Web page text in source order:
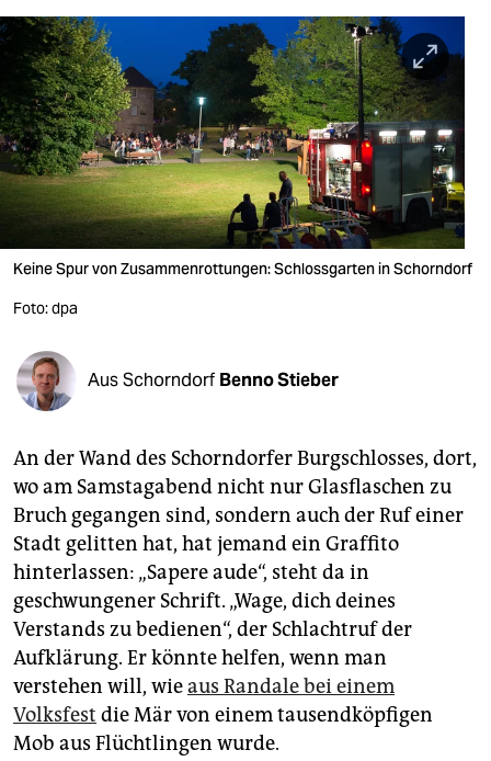
sport
berlin
nord
wahrheit
verlag
verlag
veranstaltungen
shop
fragen & hilfe
abo
genossenschaft
epaper login
Keine Spur von Zusammenrottungen: Schlossgarten in Schorndorf
Foto: dpa
Aus Schorndorf Benno Stieber
An der Wand des Schorndorfer Burgschlosses, dort,
wo am Samstagabend nicht nur Glasflaschen zu
Bruch gegangen sind, sondern auch der Ruf einer
Stadt gelitten hat, hat jemand ein Graffito
hinterlassen: „Sapere aude“, steht da in
geschwungener Schrift. „Wage, dich deines
Verstands zu bedienen“, der Schlachtruf der
Aufklärung. Er könnte helfen, wenn man
verstehen will, wieaus Randale bei einem
Volksfest die Mär von einem tausendköpfigen
Mob aus Flüchtlingen wurde.